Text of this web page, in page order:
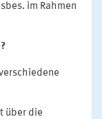
im Rahmen
über die